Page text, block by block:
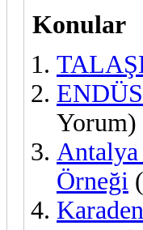
Konular
Yorum)
Örneği